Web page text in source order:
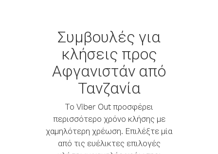
Συμβουλές για
κλήσεις προς
Αφγανιστάν από
Τανζανία
Το Viber Out προσφέρει
περισσότερο χρόνο κλήσης με
χαμηλότερη χρέωση. Επιλέξτε μία
από τις ευέλικτες επιλογές